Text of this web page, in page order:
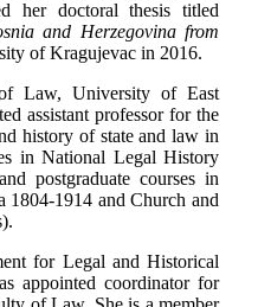
her doctoral thesis titled
and Herzegovina from
of Kragujevac in 2016.
Law, University of East
assistant professor for the
history of state and law in
in National Legal History
postgraduate courses in
1914 and Church and
for Legal and Historical
appointed coordinator for